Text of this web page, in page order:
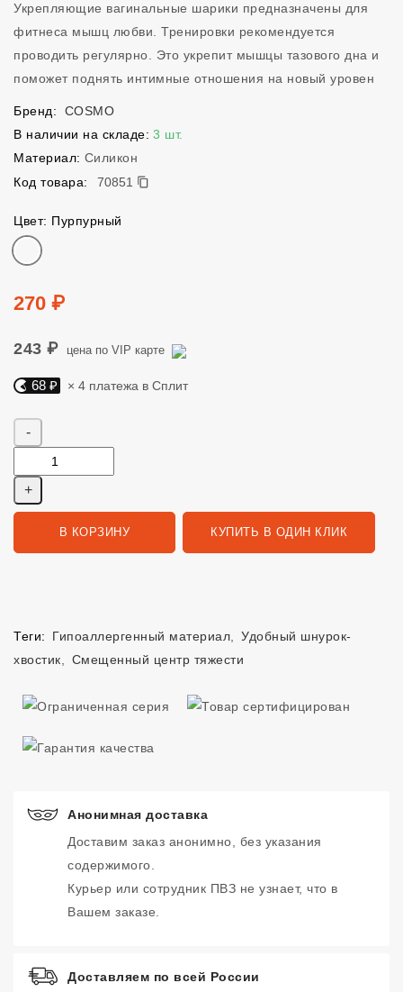
Укрепляющие вагинальные шарики предназначены для
фитнеса мышц любви. Тренировки рекомендуется
проводить регулярно. Это укрепит мышцы тазового дна и
поможет поднять интимные отношения на новый уровен
Бренд:
COSMO
В наличии на складе: 3 шт.
Материал: Силикон
Код товара:
70851
70851
Цвет: Пурпурный
Цвет
Цена
270 ₽
243 ₽ цена по VIP карте
Яндекс Сплит. 68 руб, 4 платежа в Сплит
68 ₽ × 4 платежа в Сплит
В КОРЗИНУ КУПИТЬ В ОДИН КЛИК
Теги: Гипоаллергенный материал
Удобный шнурок-
хвостик
Смещенный центр тяжести
Анонимная доставка
Доставим заказ анонимно, без указания
содержимого.
Курьер или сотрудник ПВЗ не узнает, что в
Вашем заказе.
Доставляем по всей России